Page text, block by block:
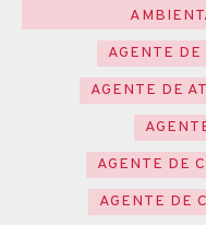
AGENTE
AGENTE DE
AGENTE DE
AGENTE DE